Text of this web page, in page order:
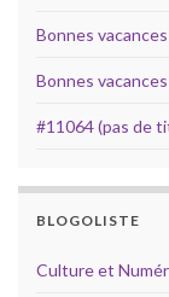
Bonnes
Bonnes
#11064 (pas de
BLOGOLISTE
Culture et